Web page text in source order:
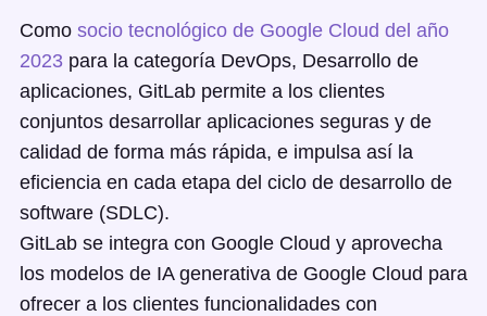
Como socio tecnológico de Google Cloud del año
2023 para la categoría DevOps, Desarrollo de
aplicaciones, GitLab permite a los clientes
conjuntos desarrollar aplicaciones seguras y de
calidad de forma más rápida, e impulsa así la
eficiencia en cada etapa del ciclo de desarrollo de
software (SDLC).
GitLab se integra con Google Cloud y aprovecha
los modelos de IA generativa de Google Cloud para
ofrecer a los clientes funcionalidades con